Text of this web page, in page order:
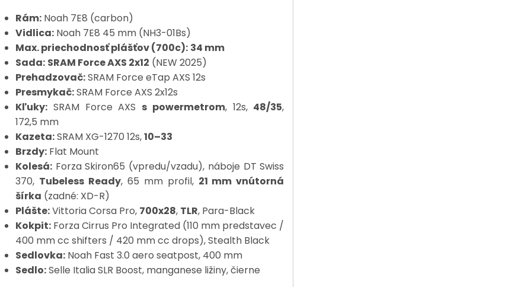
Rám: Noah 7E8 (carbon)
Vidlica: Noah 7E8 45 mm (NH3-01Bs)
Max. priechodnosť plášťov (700c): 34 mm
Sada: SRAM Force AXS 2x12 (NEW 2025)
Prehadzovač:SRAM Force eTap AXS 12s
Presmykač:SRAM Force AXS 2x12s
Kľuky: SRAM Force AXS s powermetrom, 12s, 48/35,
172,5 mm
Kazeta:SRAM XG-1270 12s,10–33
Brzdy: Flat Mount
Kolesá: Forza Skiron65 (vpredu/vzadu), náboje DT Swiss
370, Tubeless Ready, 65 mm profil, 21 mm vnútorná
šírka (zadné: XD-R)
Plášte:Vittoria Corsa Pro, 700x28, TLR, Para-Black
Kokpit: Forza Cirrus Pro Integrated (110 mm predstavec /
400 mm cc shifters / 420 mm cc drops), Stealth Black
Sedlovka: Noah Fast 3.0 aero seatpost, 400 mm
Sedlo:Selle Italia SLR Boost, manganese ližiny, čierne